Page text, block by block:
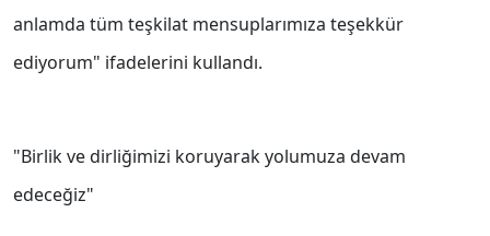
anlamda tüm teşkilat mensuplarımıza teşekkür
ediyorum" ifadelerini kullandı.
"Birlik ve dirliğimizi koruyarak yolumuza devam
edeceğiz"